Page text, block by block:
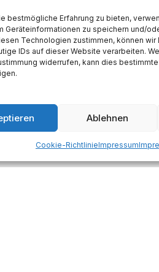
bestmögliche Erfahrung zu bieten,
Geräteinformationen zu speichern und/
Technologien zustimmen, können wir
IDs auf dieser Website verarbeiten.
widerrufen, kann dies
Ablehnen
Cookie-RichtlinieImpressum